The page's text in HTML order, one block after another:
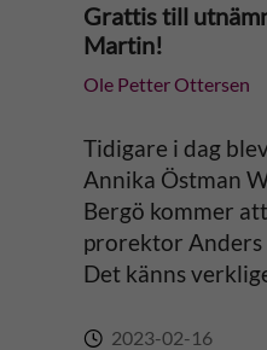
Grattis till
Martin!
Ole Petter Ottersen
Tidigare i dag
Annika Östman
Bergö kommer
prorektor Anders
Det känns
2023-02-16